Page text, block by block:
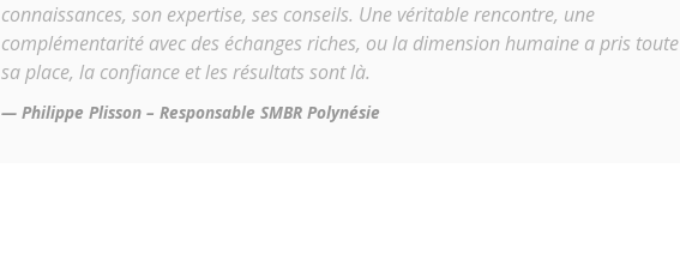
connaissances, son expertise, ses conseils. Une véritable rencontre, une
complémentarité avec des échanges riches, ou la dimension humaine a pris toute
sa place, la confiance et les résultats sont là.
Philippe Plisson – Responsable SMBR Polynésie